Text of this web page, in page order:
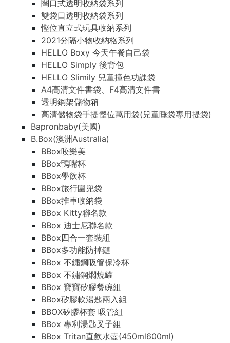
闊口式透明收納袋系列
雙袋口透明收納袋系列
慳位直立式玩具收納系列
2021分隔小物收納格系列
HELLO Boxy 今天午餐自己袋
HELLO Simply 後背包
HELLO Slimily 兒童撞色功課袋
A4高清文件書袋、F4高清文件書
透明鋼架儲物箱
高清儲物袋手提慳位萬用袋(兒童睡袋專用提袋)
Bapronbaby(美國)
B.Box(澳洲Australia)
BBox咬樂美
BBox鴨嘴杯
BBox學飲杯
BBox旅行圍兜袋
BBox推車收納袋
BBox Kitty聯名款
BBox 迪士尼聯名款
BBox四合一套裝組
BBox多功能防掉鏈
BBox 不鏽鋼吸管保冷杯
BBox 不鏽鋼燜燒罐
BBox 寶寶矽膠餐碗組
BBox矽膠軟湯匙兩入組
BBOX矽膠杯套 吸管組
BBox 專利湯匙叉子組
BBox Tritan直飲水壺(450ml600ml)